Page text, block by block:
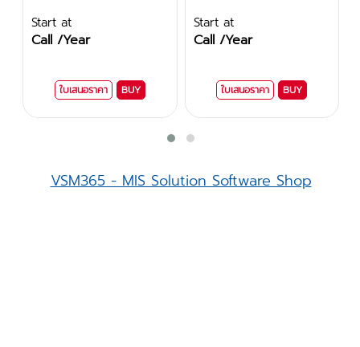
Start at
Call /Year
ใบเสนอราคา BUY
Start at
Call /Year
ใบเสนอราคา BUY
VSM365 - MIS Solution Software Shop